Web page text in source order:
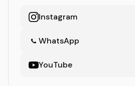
Instagram
WhatsApp
YouTube